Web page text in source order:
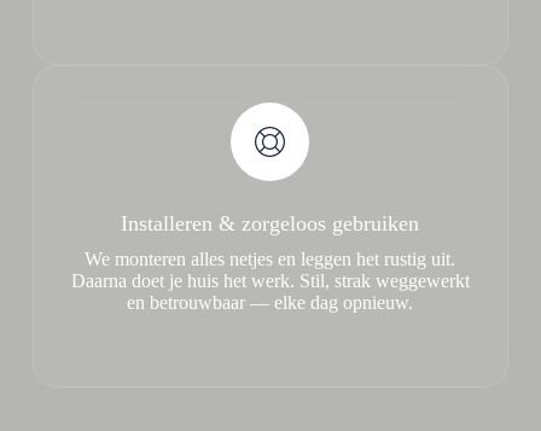
Installeren & zorgeloos gebruiken
We monteren alles netjes en leggen het rustig uit.
Daarna doet je huis het werk. Stil, strak weggewerkt
en betrouwbaar — elke dag opnieuw.